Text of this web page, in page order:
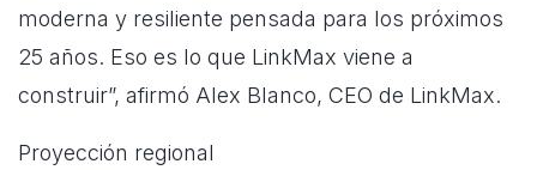
moderna y resiliente pensada para los próximos
25 años. Eso es lo que LinkMax viene a
construir”, afirmó Alex Blanco, CEO de LinkMax.
Proyección regional